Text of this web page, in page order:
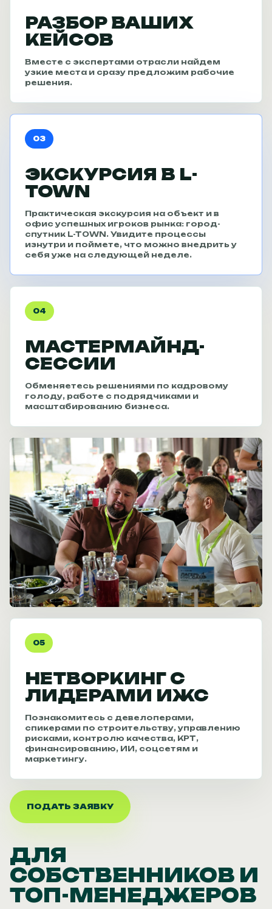
РАЗБОР ВАШИХ
КЕЙСОВ
Вместе с экспертами отрасли найдем
узкие места и сразу предложим рабочие
решения.
03
ЭКСКУРСИЯ В L-
TOWN
Практическая экскурсия на объект и в
офис успешных игроков рынка: город-
спутник L-TOWN. Увидите процессы
изнутри и поймете, что можно внедрить у
себя уже на следующей неделе.
04
МАСТЕРМАЙНД-
СЕССИИ
Обменяетесь решениями по кадровому
голоду, работе с подрядчиками и
масштабированию бизнеса.
05
НЕТВОРКИНГ С
ЛИДЕРАМИ ИЖС
Познакомитесь с девелоперами,
спикерами по строительству, управлению
рисками, контролю качества, КРТ,
финансированию, ИИ, соцсетям и
маркетингу.
ПОДАТЬ ЗАЯВКУ
ДЛЯ
СОБСТВЕННИКОВ И
ТОП-МЕНЕДЖЕРОВ